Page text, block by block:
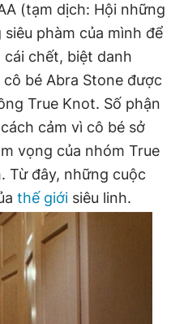
(tạm dịch: Hội những
phàm của mình để
chết, biệt danh
bé Abra Stone được
True Knot. Số phận
cảm vì cô bé sở
vọng của nhóm True
Từ đây, những cuộc
thế giới siêu linh.